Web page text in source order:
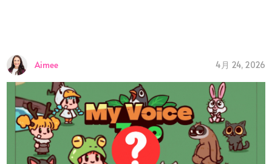
Aimee 4月 24, 2026